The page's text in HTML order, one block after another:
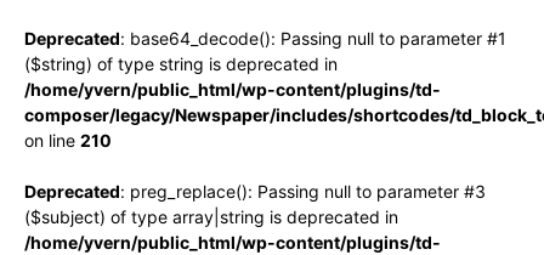
Deprecated: base64_decode(): Passing null to parameter #1
($string) of type string is deprecated in
/home/yvern/public_html/wp-content/plugins/td-
composer/legacy/Newspaper/includes/shortcodes/
on line 210
Deprecated: preg_replace(): Passing null to parameter #3
($subject) of type array|string is deprecated in
/home/yvern/public_html/wp-content/plugins/td-